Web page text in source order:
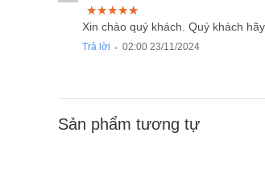
★★★★★
★★★★★
★★★★★
Xin chào quý khách. Quý khách
Trả lời ● 02:00 23/11/2024
Sản phẩm tương tự